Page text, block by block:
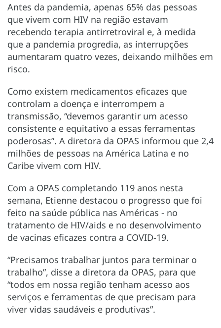
Antes da pandemia, apenas 65% das pessoas
que vivem com HIV na região estavam
recebendo terapia antirretroviral e, à medida
que a pandemia progredia, as interrupções
aumentaram quatro vezes, deixando milhões em
risco.
Como existem medicamentos eficazes que
controlam a doença e interrompem a
transmissão, “devemos garantir um acesso
consistente e equitativo a essas ferramentas
poderosas”. A diretora da OPAS informou que 2,4
milhões de pessoas na América Latina e no
Caribe vivem com HIV.
Com a OPAS completando 119 anos nesta
semana, Etienne destacou o progresso que foi
feito na saúde pública nas Américas - no
tratamento de HIV/aids e no desenvolvimento
de vacinas eficazes contra a COVID-19.
“Precisamos trabalhar juntos para terminar o
trabalho”, disse a diretora da OPAS, para que
“todos em nossa região tenham acesso aos
serviços e ferramentas de que precisam para
viver vidas saudáveis e produtivas”.